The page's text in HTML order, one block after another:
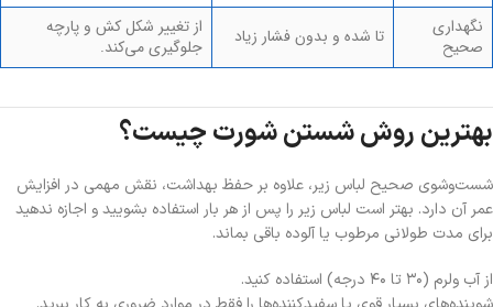
نگهداری
صحیح
تا شده و بدون فشار زیاد
از تغییر شکل کش و پارچه
جلوگیری می‌کند.
بهترین روش شستن شورت چیست؟
شست‌وشوی صحیح لباس زیر، علاوه بر حفظ بهداشت، نقش مهمی در افزایش
عمر آن دارد. بهتر است لباس زیر را پس از هر بار استفاده بشویید و اجازه ندهید
برای مدت طولانی مرطوب یا آلوده باقی بماند.
از آب ولرم (۳۰ تا ۴۰ درجه) استفاده کنید.